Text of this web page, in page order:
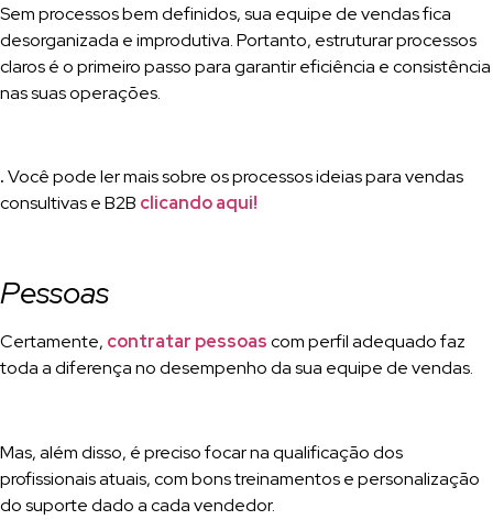
Sem processos bem definidos, sua equipe de vendas fica
desorganizada e improdutiva. Portanto, estruturar processos
claros é o primeiro passo para garantir eficiência e consistência
nas suas operações.
.Você pode ler mais sobre os processos ideias para vendas
consultivas e B2B clicando aqui!
Pessoas
Certamente, contratar pessoascom perfil adequado faz
toda a diferença no desempenho da sua equipe de vendas.
Mas, além disso, é preciso focar na qualificação dos
profissionais atuais, com bons treinamentos e personalização
do suporte dado a cada vendedor.